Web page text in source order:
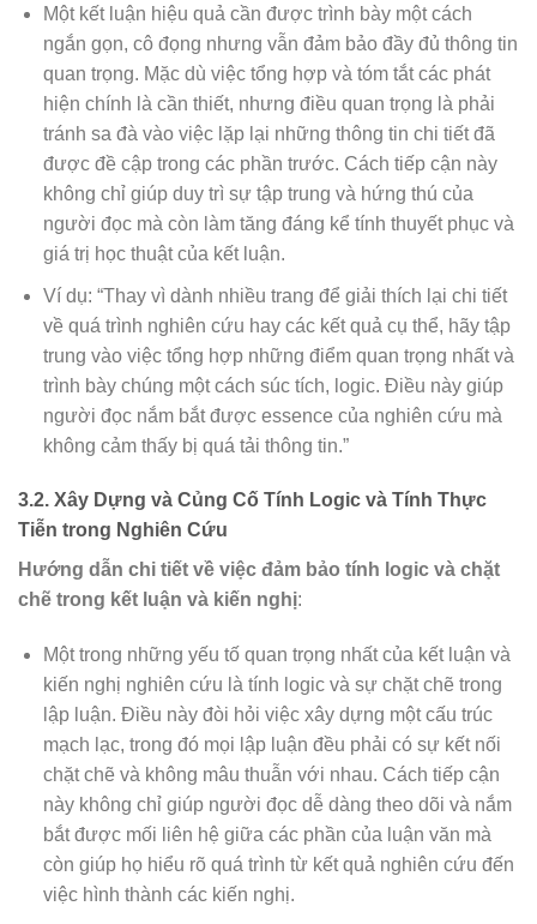
Một kết luận hiệu quả cần được trình bày một cách
ngắn gọn, cô đọng nhưng vẫn đảm bảo đầy đủ thông tin
quan trọng. Mặc dù việc tổng hợp và tóm tắt các phát
hiện chính là cần thiết, nhưng điều quan trọng là phải
tránh sa đà vào việc lặp lại những thông tin chi tiết đã
được đề cập trong các phần trước. Cách tiếp cận này
không chỉ giúp duy trì sự tập trung và hứng thú của
người đọc mà còn làm tăng đáng kể tính thuyết phục và
giá trị học thuật của kết luận.
Ví dụ: “Thay vì dành nhiều trang để giải thích lại chi tiết
về quá trình nghiên cứu hay các kết quả cụ thể, hãy tập
trung vào việc tổng hợp những điểm quan trọng nhất và
trình bày chúng một cách súc tích, logic. Điều này giúp
người đọc nắm bắt được essence của nghiên cứu mà
không cảm thấy bị quá tải thông tin.”
3.2. Xây Dựng và Củng Cố Tính Logic và Tính Thực
Tiễn trong Nghiên Cứu
Hướng dẫn chi tiết về việc đảm bảo tính logic và chặt
chẽ trong kết luận và kiến nghị:
Một trong những yếu tố quan trọng nhất của kết luận và
kiến nghị nghiên cứu là tính logic và sự chặt chẽ trong
lập luận. Điều này đòi hỏi việc xây dựng một cấu trúc
mạch lạc, trong đó mọi lập luận đều phải có sự kết nối
chặt chẽ và không mâu thuẫn với nhau. Cách tiếp cận
này không chỉ giúp người đọc dễ dàng theo dõi và nắm
bắt được mối liên hệ giữa các phần của luận văn mà
còn giúp họ hiểu rõ quá trình từ kết quả nghiên cứu đến
việc hình thành các kiến nghị.